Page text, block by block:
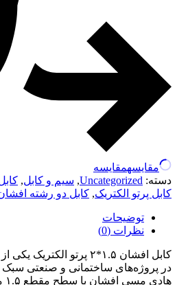
مقایسهمقایسه
دسته: Uncategorized
, سیم و کابل,
کابل پرتو الکتریک, کابل دو رشته
توضیحات
نظرات (0)
کابل افشان ۱.۵*۲ پرتو
در پروژه‌های ساختمانی و صنعتی سبک